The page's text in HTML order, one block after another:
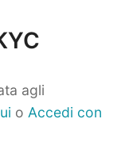
agli
o Accedi con